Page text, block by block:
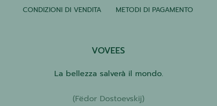
CONDIZIONI DI VENDITA
METODI DI PAGAMENTO
VOVEES
La bellezza salverà il mondo.
(Fëdor Dostoevskij)